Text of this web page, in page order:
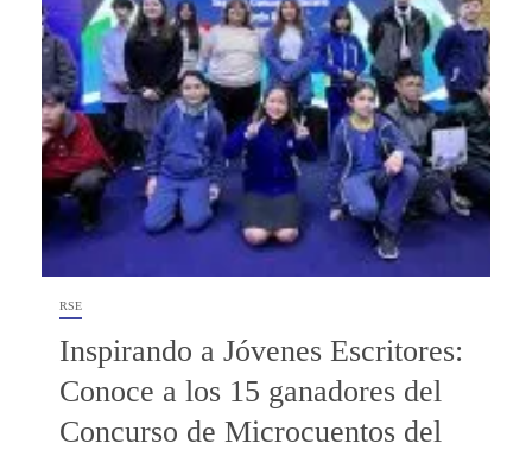
RSE
Inspirando a Jóvenes Escritores:
Conoce a los 15 ganadores del
Concurso de Microcuentos del